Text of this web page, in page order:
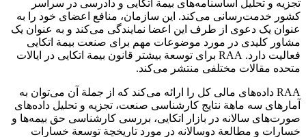
تجزیه و تحلیل اساسنامه‌های بیمة اتکایی و دادرسی در سراسر
کشور خدمت‌رسانی می‌کند. این سازمان، منافع اعضای خود را به
عنوان یک دعوی از طرف این اعضا نمایندگی می‌کند و به عنوان یک
مشاور کلیدی در مورد موضوعات مهم برای صنعت بیمة اتکایی
فعالیت دارد. RAA برای توسعة بیشتر قانون بیمة اتکایی در ایالات
متحده مقالات مختلفی منتشر می‌کند.
RAA داده‌های مالی کل را ارائه می‌کند که از جملة آن می‌توان به
آمارهای سه ماهة نتایج کارشناسی صنعت، تجزیه و تحلیل داده‌های
صورت‌های سالانه در بازار اتکایی، بررسی کارشناسی حق بیمه‌ها و
خسارات و مطالعة دوسالانه در مورد تاریخچة توسعة خسارات